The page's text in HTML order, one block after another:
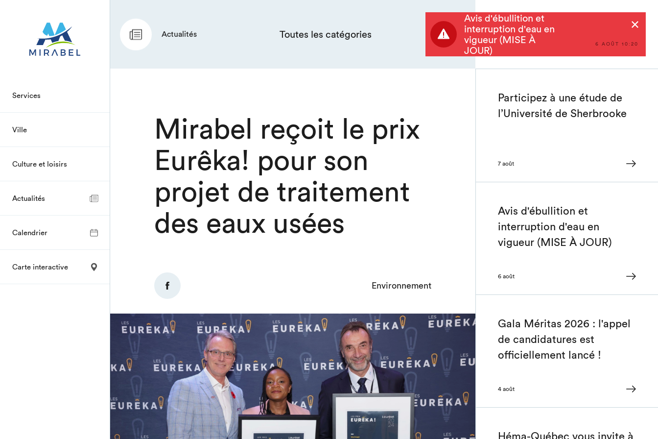
Services
Ville
Culture et loisirs
Actualités
Calendrier
Carte interactive
6 AOÛT 10:20
Avis d'ébullition et
interruption d'eau en
vigueur (MISE À
JOUR)
Actualités Toutes les catégories
Mirabel reçoit le prix
Eurêka! pour son
projet de traitement
des eaux usées
Environnement
Participez à une étude de
l’Université de Sherbrooke
7 août
Avis d'ébullition et
interruption d'eau en
vigueur (MISE À JOUR)
6 août
Gala Méritas 2026 : l'appel
de candidatures est
officiellement lancé !
4 août
Héma-Québec vous invite à